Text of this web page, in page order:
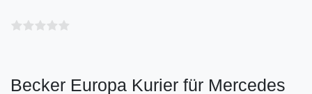
Becker Europa Kurier für Mercedes